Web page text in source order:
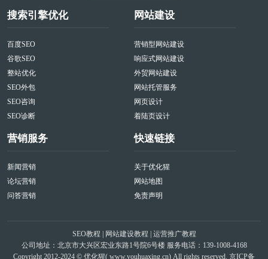
搜索引擎优化
百度SEO
谷歌SEO
整站优化
SEO外包
SEO咨询
SEO诊断
网站建设
营销型网站建设
响应式网站建设
外贸网站建设
网站托管服务
网页设计
着陆页设计
营销服务
新闻营销
论坛营销
问答营销
快速链接
关于优化猩
网站地图
免责声明
SEO教程 | 网站建设教程 | 运营推广教程
公司地址：北京市大兴区宏业东路1号院6号楼 服务电话：139-1008-4168
Copyright 2012-2024 © 优化猩( www.youhuaxing.cn) All rights reserved. 京ICP备